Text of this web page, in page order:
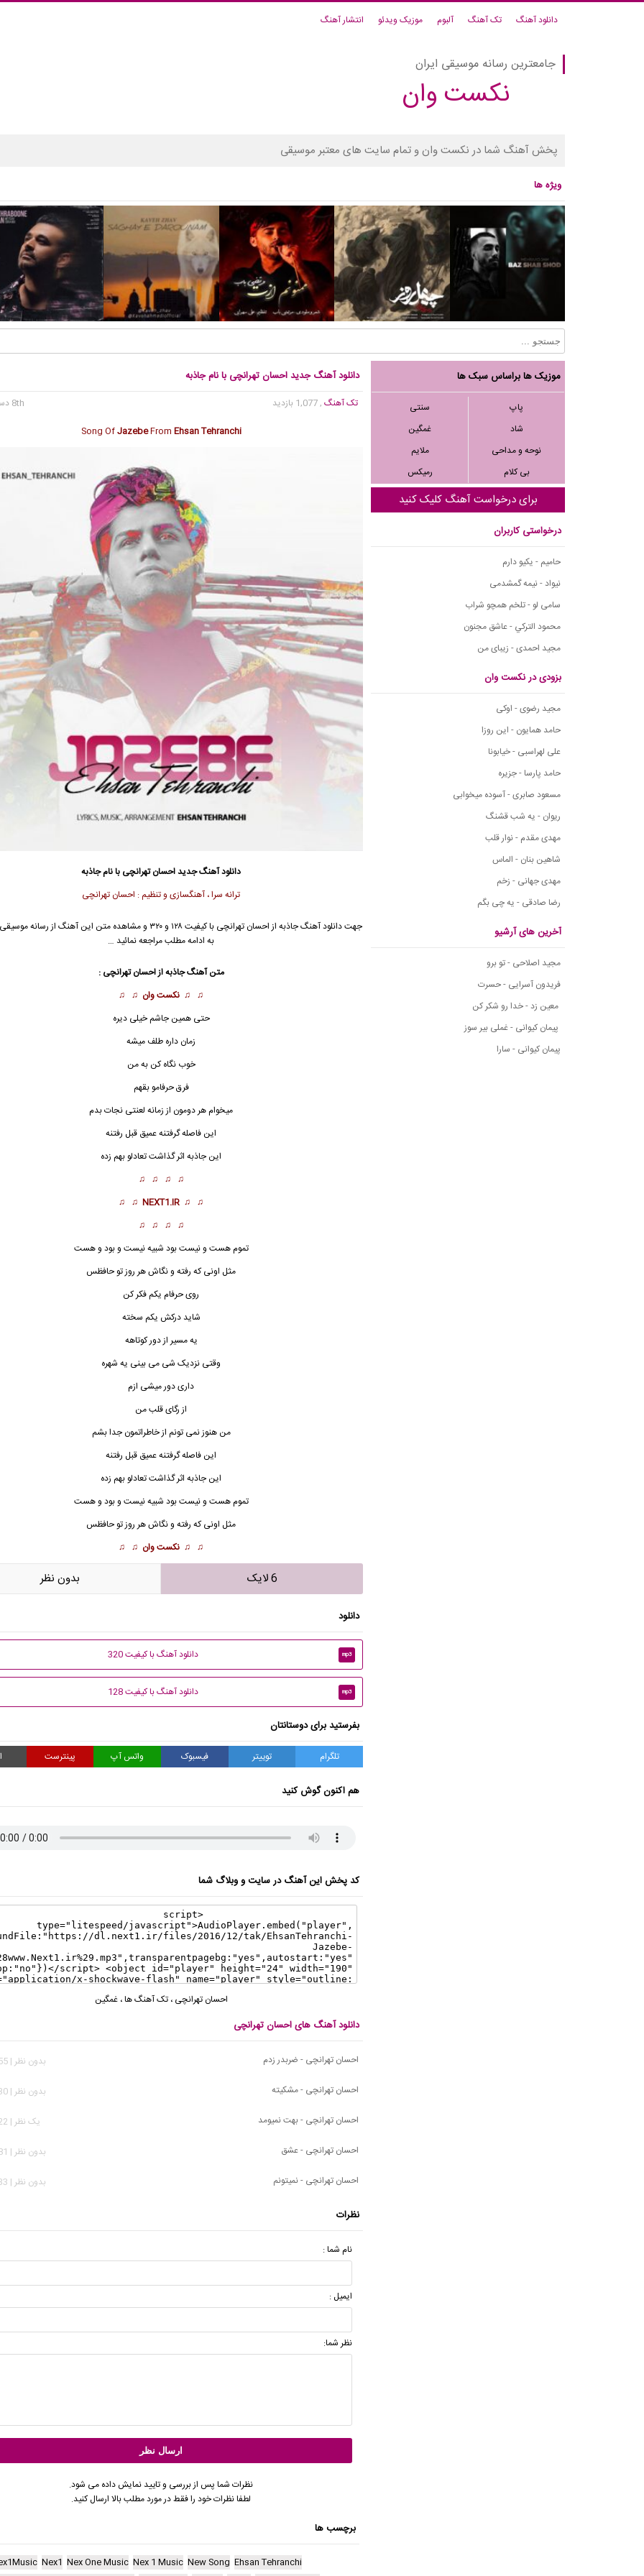
دانلود آهنگ تک آهنگ آلبوم موزیک ویدئو انتشار آهنگ
جامعترین رسانه موسیقی ایران
نکست وان
پخش آهنگ شما در نکست وان و تمام سایت های معتبر موسیقی
ویژه ها
موزیک ها براساس سبک ها
پاپ
سنتی
شاد
غمگین
نوحه و مداحی
ملایم
بی کلام
رمیکس
برای درخواست آهنگ کلیک کنید
درخواستی کاربران
حامیم - یکیو دارم
نیواد - نیمه گمشدمی
سامی لو - تلخم همچو شراب
محمود التركي - عاشق مجنون
مجید احمدی - زیبای من
بزودی در نکست وان
مجید رضوی - اوکی
حامد همایون - این روزا
علی لهراسبی - خیابونا
حامد پارسا - جزیره
مسعود صابری - آسوده میخوابی
ریوان - یه شب قشنگ
مهدی مقدم - نوار قلب
شاهین بنان - الماس
مهدی جهانی - زخم
رضا صادقی - یه چی بگم
آخرین های آرشیو
مجید اصلاحی - تو برو
فریدون آسرایی - حسرت
معین زد - خدا رو شکر کن
پیمان کیوانی - غملی بیر سوز
پیمان کیوانی - سارا
دانلود آهنگ جدید احسان تهرانچی با نام جاذبه
تک آهنگ, 1,077 بازدید
8th دسامبر 2016
Song OfJazebeFrom Ehsan Tehranchi
دانلود آهنگ جدیداحسان تهرانچی با نام جاذبه
ترانه سرا ، آهنگسازی و تنظیم : احسان تهرانچی
جهت دانلود آهنگ جاذبه از احسان تهرانچی
با کیفیت ۱۲۸ و ۳۲۰ و مشاهده متن این آهنگ از رسانه
به ادامه مطلب مراجعه نمائید …
متن آهنگ جاذبه ازاحسان تهرانچی :
♫ ♫ نکست وان ♫ ♫
حتی همین جاشم خیلی دیره
زمان داره طلف میشه
خوب نگاه کن به من
فرق حرفامو بقهم
میخوام هر دومون از زمانه لعنتی نجات بدم
این فاصله گرفتنه عمیق قبل رفتنه
این جاذبهاثر گذاشت تعادلو بهم زده
♫ ♫ ♫ ♫
♫ ♫
NEXT1.IR
♫ ♫
♫ ♫ ♫ ♫
تموم هست و نیست بود شبیه نیست و بود و هست
مثل اونی که رفته و نگاش هر روز تو حافظس
روی حرفام یکم فکر کن
شاید درکش یکم سخته
یه مسیر از دور کوتاهه
وقتی نزدیک شی می بینی یه شهره
داری دور میشی ازم
از رگای قلب من
من هنوز نمی تونم از خاطراتمون جدا بشم
این فاصله گرفتنه عمیق قبل رفتنه
این جاذبهاثر گذاشت تعادلو بهم زده
تموم هست و نیست بود شبیه نیست و بود و هست
مثل اونی که رفته و نگاش هر روز تو حافظس
♫ ♫ نکست وان ♫ ♫
6 لایک بدون نظر
دانلود
mp3 دانلود آهنگ با کیفیت 320
mp3 دانلود آهنگ با کیفیت 128
بفرستید برای دوستانتان
تلگرام توییتر فیسبوک واتس آپ پینترست
هم اکنون گوش کنید
کد پخش این آهنگ در سایت و وبلاگ شما
احسان تهرانچی ،تک آهنگ ها،غمگین
دانلود آهنگ های احسان تهرانچی
احسان تهرانچی - ضربدر زدم
بدون نظر | 2,155 بازدید
احسان تهرانچی - مشکیته
بدون نظر | 2,530 بازدید
احسان تهرانچی - بهت نمیومد
يک نظر | 1,922 بازدید
احسان تهرانچی - عشق
بدون نظر | 2,481 بازدید
احسان تهرانچی - نمیتونم
بدون نظر | 2,233 بازدید
نظرات
نام شما :
ایمیل :
نظر شما:
نظرات شما پس از بررسی و تایید نمایش داده می شود.
لطفا نظرات خود را فقط در مورد مطلب بالا ارسال کنید.
برچسب ها
Ehsan Tehranchi
New Song
Nex 1 Music
Nex One Music
Nex1